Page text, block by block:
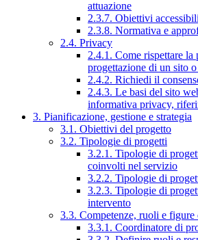
attuazione
2.3.7. Obiettivi
2.3.8. Normativa e
2.4. Privacy
2.4.1. Come rispettare la
progettazione di un sito
2.4.2. Richiedi il
2.4.3. Le basi del sito
informativa privacy,
3. Pianificazione, gestione e strategia
3.1. Obiettivi del progetto
3.2. Tipologie di progetti
3.2.1. Tipologie di
coinvolti nel servizio
3.2.2. Tipologie di
3.2.3. Tipologie di
intervento
3.3. Competenze, ruoli e
3.3.1. Coordinatore di